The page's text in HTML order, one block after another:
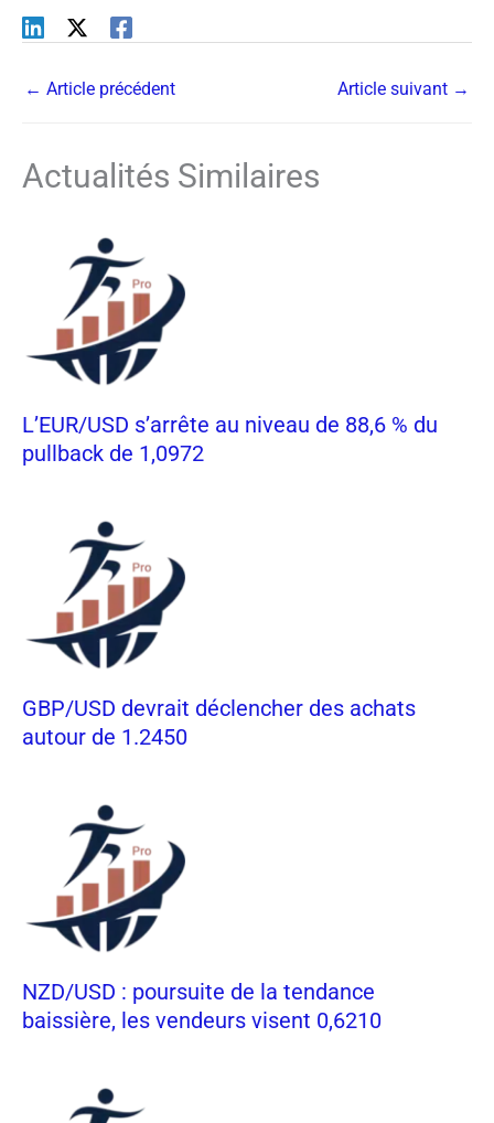
← Article précédent Article suivant →
Actualités Similaires
L’EUR/USD s’arrête au niveau de 88,6 % du
pullback de 1,0972
GBP/USD devrait déclencher des achats
autour de 1.2450
NZD/USD : poursuite de la tendance
baissière, les vendeurs visent 0,6210